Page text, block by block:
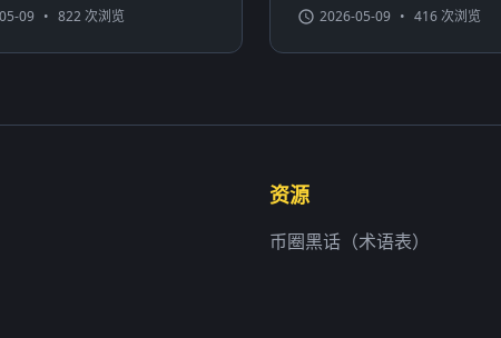
09 • 822 次浏览 2026-05-09 • 416 次浏览
资源
币圈黑话（术语表）